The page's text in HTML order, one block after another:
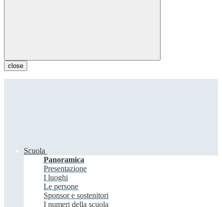
close
Scuola
Panoramica
Presentazione
I luoghi
Le persone
Sponsor e sostenitori
I numeri della scuola